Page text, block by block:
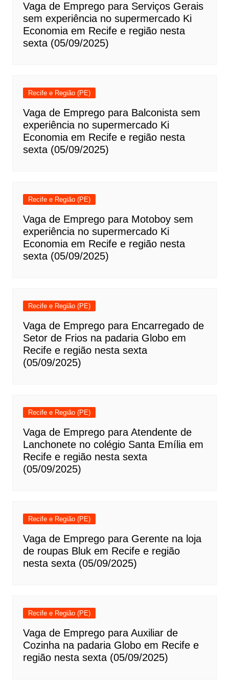
Vaga de Emprego para Serviços Gerais
sem experiência no supermercado Ki
Economia em Recife e região nesta
sexta (05/09/2025)
Recife e Região (PE)
Vaga de Emprego para Balconista sem
experiência no supermercado Ki
Economia em Recife e região nesta
sexta (05/09/2025)
Recife e Região (PE)
Vaga de Emprego para Motoboy sem
experiência no supermercado Ki
Economia em Recife e região nesta
sexta (05/09/2025)
Recife e Região (PE)
Vaga de Emprego para Encarregado de
Setor de Frios na padaria Globo em
Recife e região nesta sexta
(05/09/2025)
Recife e Região (PE)
Vaga de Emprego para Atendente de
Lanchonete no colégio Santa Emília em
Recife e região nesta sexta
(05/09/2025)
Recife e Região (PE)
Vaga de Emprego para Gerente na loja
de roupas Bluk em Recife e região
nesta sexta (05/09/2025)
Recife e Região (PE)
Vaga de Emprego para Auxiliar de
Cozinha na padaria Globo em Recife e
região nesta sexta (05/09/2025)